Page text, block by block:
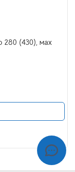
280 (430), мах